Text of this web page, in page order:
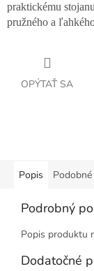
praktickému
pružného a
OPÝTAŤ SA
Popis Podobné
Podrobný
Popis produktu
Dodatočné